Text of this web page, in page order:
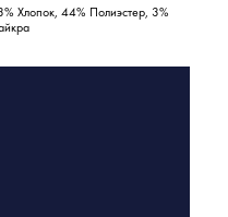
Хлопок, 44% Полиэстер, 3%